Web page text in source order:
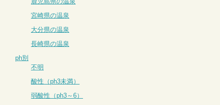
宮崎県の温泉
大分県の温泉
長崎県の温泉
ph別
不明
酸性（ph3未満）
弱酸性（ph3～6）